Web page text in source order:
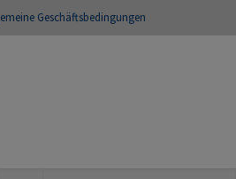
Geschäftsbedingungen